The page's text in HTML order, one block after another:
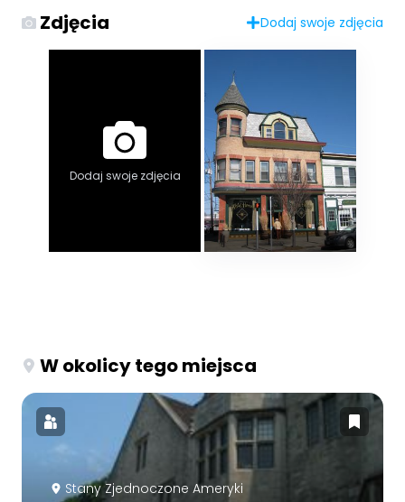
Zdjęcia Dodaj swoje zdjęcia
Dodaj swoje zdjęcia
W okolicy tego miejsca
Stany Zjednoczone Ameryki